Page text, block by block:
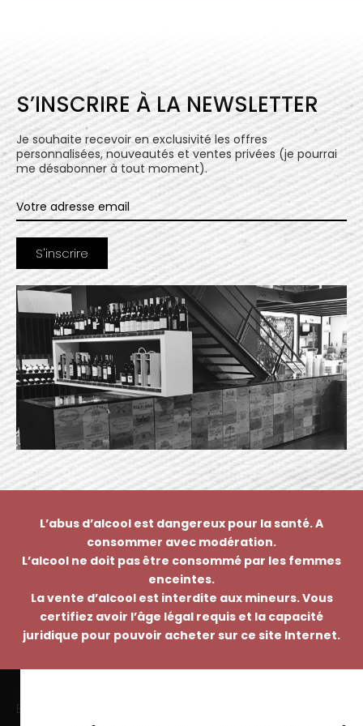
S’INSCRIRE À LA NEWSLETTER
Je souhaite recevoir en exclusivité les offres
personnalisées, nouveautés et ventes privées (je pourrai
me désabonner à tout moment).
L’abus d’alcool est dangereux pour la santé. A
consommer avec modération.
L’alcool ne doit pas être consommé par les femmes
enceintes.
La vente d’alcool est interdite aux mineurs. Vous
certifiez avoir l’âge légal requis et la capacité
juridique pour pouvoir acheter sur ce site Internet.
EMMANUEL NASTI